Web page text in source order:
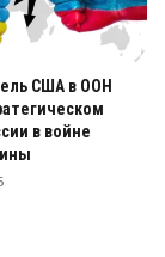
США в ООН
в войне